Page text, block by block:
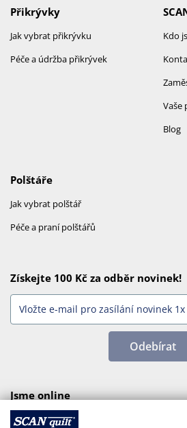
Kdo
Vaše
Blog
Přikrývky
Jak vybrat přikrývku
Péče a údržba přikrývek
Polštáře
Jak vybrat polštář
Péče a praní polštářů
Získejte 100 Kč za odběr novinek!
Odebírat
Jsme online